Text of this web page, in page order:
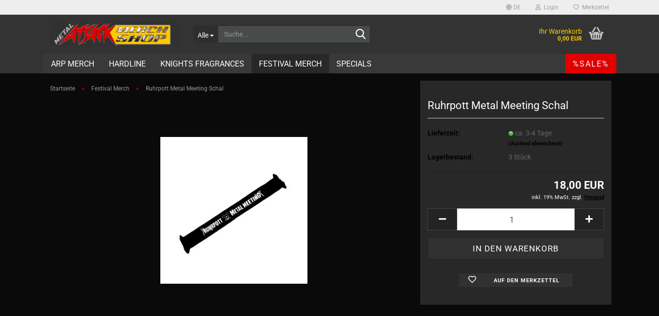
DE Login Merkzettel
Alle Ihr Warenkorb
0,00 EUR
ARP MERCH HARDLINE KNIGHTS FRAGRANCES FESTIVAL MERCH SPECIALS %SALE%
Startseite » Festival Merch » Ruhrpott Metal Meeting Schal
Ruhrpott Metal Meeting Schal
Lieferzeit: ca. 3-4 Tage
(Ausland abweichend)
Lagerbestand: 3 Stück
18,00 EUR
inkl. 19% MwSt. zzgl. Versand
AUF DEN MERKZETTEL